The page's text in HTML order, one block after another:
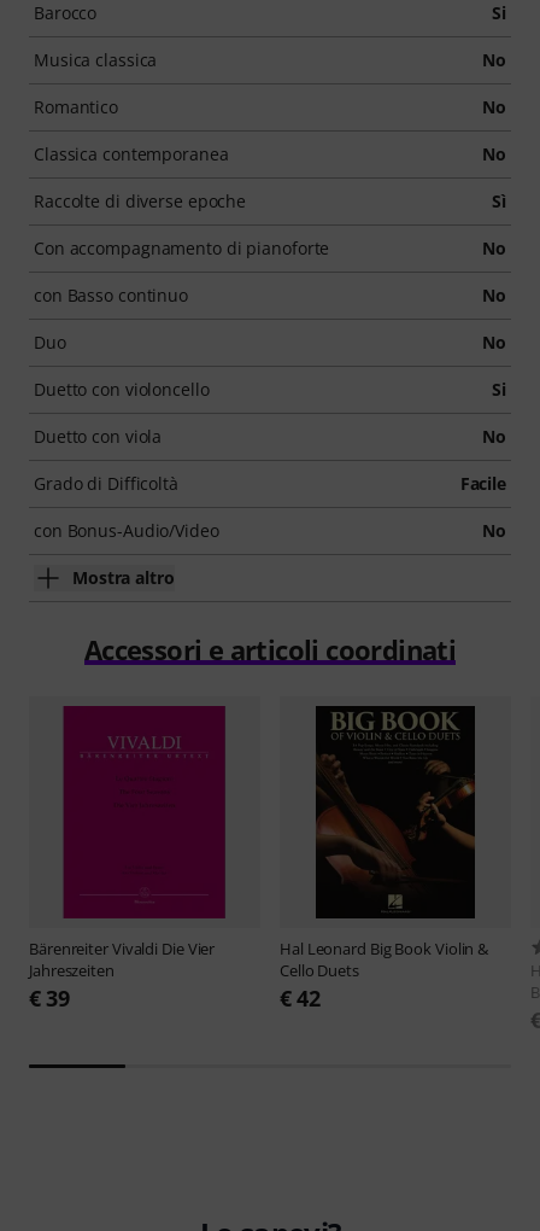
Barocco Si
Musica classica No
Romantico No
Classica contemporanea No
Raccolte di diverse epoche Sì
Con accompagnamento di pianoforte No
con Basso continuo No
Duo No
Duetto con violoncello Si
Duetto con viola No
Grado di Difficoltà Facile
con Bonus-Audio/Video No
Mostra altro
Accessori e articoli coordinati
BärenreiterVivaldi Die Vier
Jahreszeiten
€ 39
Hal Leonard Big Book Violin &
Cello Duets
€ 42